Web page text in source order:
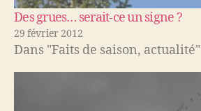
Des grues… serait-ce un signe ?
29 février 2012
Dans "Faits de saison, actualité"